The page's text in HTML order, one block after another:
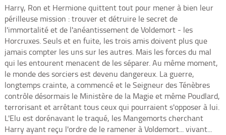
Harry, Ron et Hermione quittent tout pour mener à bien leur
périlleuse mission : trouver et détruire le secret de
l'immortalité et de l'anéantissement de Voldemort - les
Horcruxes. Seuls et en fuite, les trois amis doivent plus que
jamais compter les uns sur les autres. Mais les forces du mal
qui les entourent menacent de les séparer. Au même moment,
le monde des sorciers est devenu dangereux. La guerre,
longtemps crainte, a commencé et le Seigneur des Ténèbres
contrôle désormais le Ministère de la Magie et même Poudlard,
terrorisant et arrêtant tous ceux qui pourraient s'opposer à lui.
L'Elu est dorénavant le traqué, les Mangemorts cherchant
Harry ayant reçu l'ordre de le ramener à Voldemort... vivant...